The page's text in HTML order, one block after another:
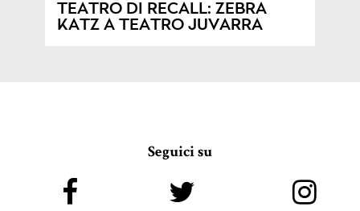
TEATRO DI RECALL: ZEBRA
KATZ A TEATRO JUVARRA
Seguici su